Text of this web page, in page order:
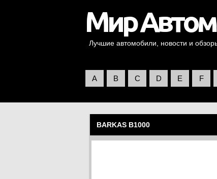
Лучшие автомобили, новости и
A B C D E F
BARKAS B1000